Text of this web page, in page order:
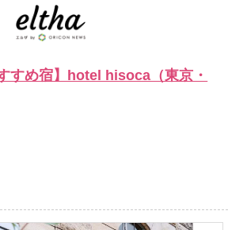
すめ宿】hotel hisoca（東京・